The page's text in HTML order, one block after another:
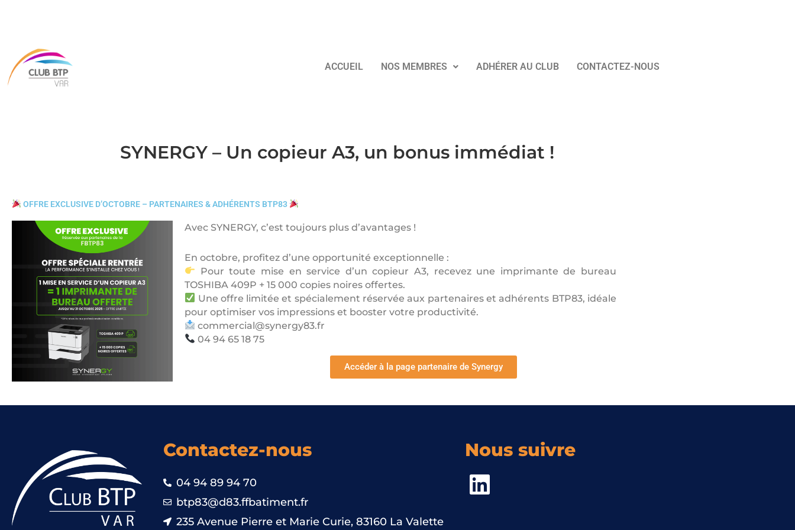
ACCUEIL NOS MEMBRES ADHÉRER AU CLUB CONTACTEZ-NOUS
SYNERGY – Un copieur A3, un bonus immédiat !
OFFRE EXCLUSIVE D’OCTOBRE – PARTENAIRES & ADHÉRENTS BTP83
Avec SYNERGY, c’est toujours plus d’avantages !
En octobre, profitez d’une opportunité exceptionnelle :
Pour toute mise en service d’un copieur A3, recevez une imprimante de bureau
TOSHIBA 409P + 15 000 copies noires offertes.
Une offre limitée et spécialement réservée aux partenaires et adhérents BTP83, idéale
pour optimiser vos impressions et booster votre productivité.
commercial@synergy83.fr
04 94 65 18 75
Accéder à la page partenaire de Synergy
Contactez-nous
04 94 89 94 70
btp83@d83.ffbatiment.fr
235 Avenue Pierre et Marie Curie, 83160 La Valette
Nous suivre